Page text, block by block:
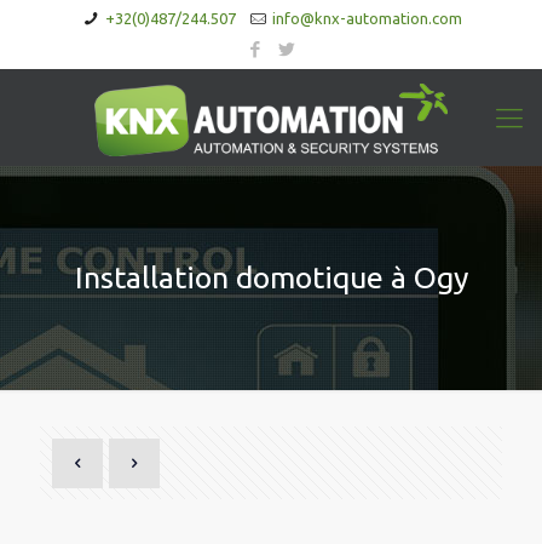
+32(0)487/244.507 info@knx-automation.com
Installation domotique à Ogy